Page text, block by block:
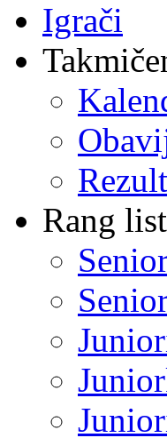
Igrači
Rang